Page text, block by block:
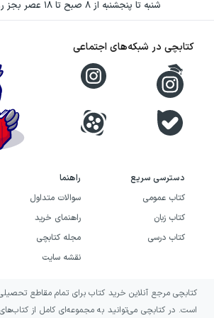
همراهی میان اندوه و امید، کتاب را
تبدیل می‌کند.
خرید کتاب خرده
و شوهری به چه کسانی
می‌شود؟
بازگشت ذهن به گذشته علاقه
نزدیک به دغدغه‌های شما باشد.
کسانی مناسب است که با رفتن
احساس می‌کنند و می‌خواهند این
شنبه تا پنجشنبه از ۸ صبح تا ۱۸ عصر بجز روزهای تعطیل
دسترسی سریع
کتاب عمومی
کتاب زبان
کتاب درسی
راهنما
سوالات متداول
راهنمای خرید
مجله کتابچی
نقشه سایت
کتابچی در شبکه‌های اجتماعی
کتابچی مرجع آنلاین خرید کتاب برای تمام مقاطع
است. در کتابچی می‌توانید به مجموعه‌ای کامل از